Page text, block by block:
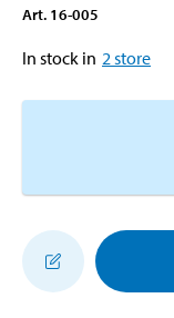
Art. 16-005
In stock in 2 store